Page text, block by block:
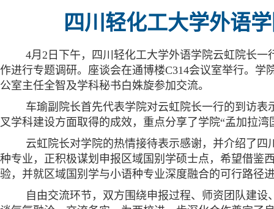
四川轻化工大学外语
4月2日下午，四川轻化工大学外语学院云虹院长
作进行专题调研。座谈会在通博楼C314会议室举行。
公室主任全智及学科秘书白姝旋参加交流。
车瑜副院长首先代表学院对云虹院长一行的到访
叉学科建设方面取得的成效，重点分享了学院“孟加拉
云虹院长对学院的热情接待表示感谢，并介绍了
种专业，正积极谋划申报区域国别学硕士点，希望借鉴
验，并就区域国别学与小语种专业深度融合的可行路径
自由交流环节，双方围绕申报过程、师资团队建